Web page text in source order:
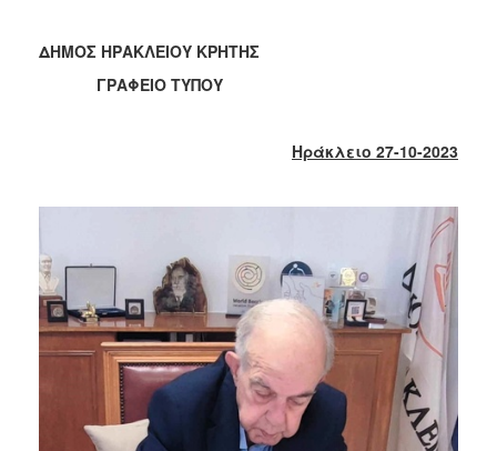
2020
2019
2012
2011
2010
2006
ΔΗΜΟΣ ΗΡΑΚΛΕΙΟΥ ΚΡΗΤΗΣ
ΓΡΑΦΕΙΟ ΤΥΠΟΥ
Ηράκλειο 27-10-2023